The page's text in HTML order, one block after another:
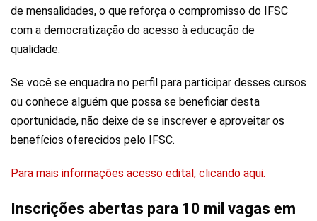
de mensalidades, o que reforça o compromisso do IFSC
com a democratização do acesso à educação de
qualidade.
Se você se enquadra no perfil para participar desses cursos
ou conhece alguém que possa se beneficiar desta
oportunidade, não deixe de se inscrever e aproveitar os
benefícios oferecidos pelo IFSC.
Para mais informações acesso edital, clicando aqui.
Inscrições abertas para 10 mil vagas em